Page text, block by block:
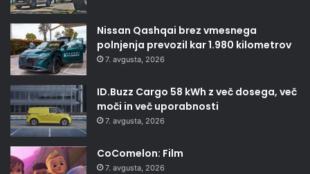
Nissan Qashqai brez vmesnega
polnjenja prevozil kar 1.980 kilometrov
7. avgusta, 2026
ID.Buzz Cargo 58 kWh z več dosega, več
moči in več uporabnosti
7. avgusta, 2026
CoComelon: Film
7. avgusta, 2026